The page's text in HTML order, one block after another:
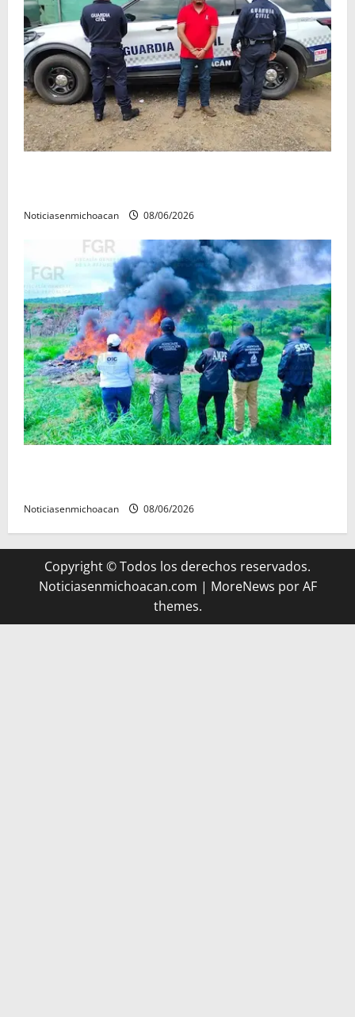
Noticiasenmichoacan 08/06/2026
Noticiasenmichoacan 08/06/2026
Copyright © Todos los derechos reservados.
Noticiasenmichoacan.com | MoreNews por AF
themes.